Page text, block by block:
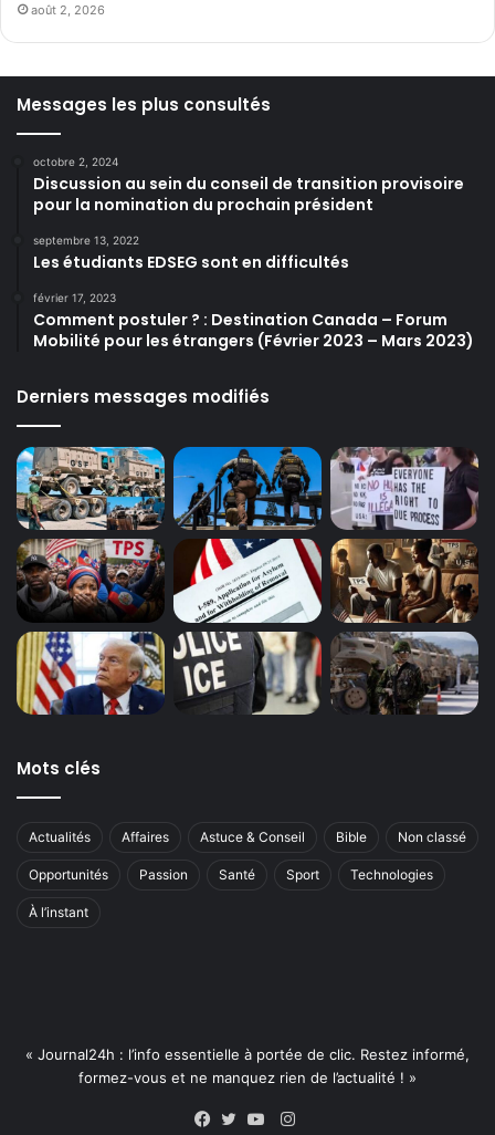
août 2, 2026
Messages les plus consultés
octobre 2, 2024
Discussion au sein du conseil de transition provisoire
pour la nomination du prochain président
septembre 13, 2022
Les étudiants EDSEG sont en difficultés
février 17, 2023
Comment postuler ? : Destination Canada – Forum
Mobilité pour les étrangers (Février 2023 – Mars 2023)
Derniers messages modifiés
Mots clés
Actualités Affaires Astuce & Conseil Bible Non classé
Opportunités Passion Santé Sport Technologies
À l’instant
« Journal24h : l’info essentielle à portée de clic. Restez informé,
formez-vous et ne manquez rien de l’actualité ! »
Instagram